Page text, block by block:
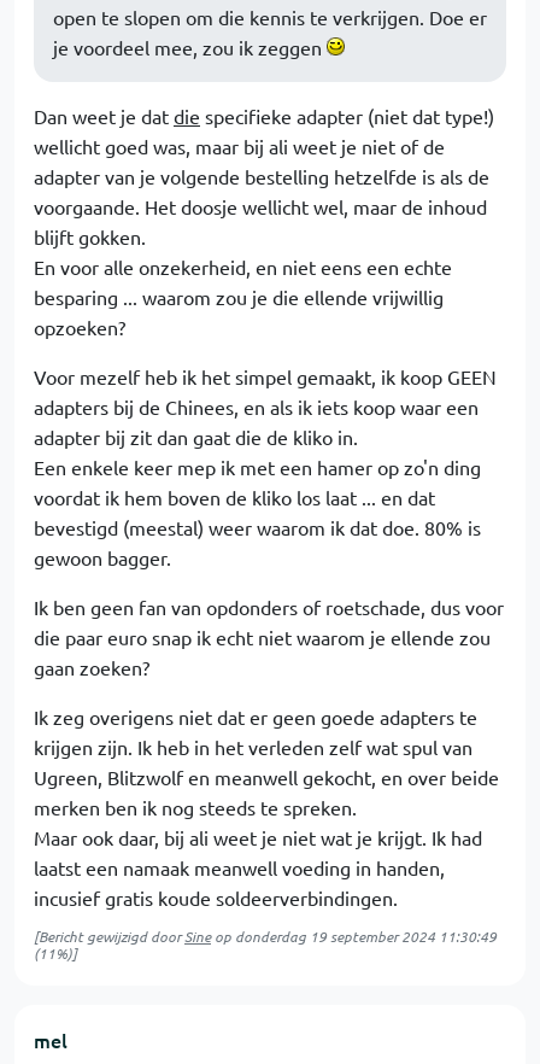
open te slopen om die kennis te verkrijgen. Doe er
je voordeel mee, zou ik zeggen
Dan weet je dat die specifieke adapter (niet dat type!)
wellicht goed was, maar bij ali weet je niet of de
adapter van je volgende bestelling hetzelfde is als de
voorgaande. Het doosje wellicht wel, maar de inhoud
blijft gokken.
En voor alle onzekerheid, en niet eens een echte
besparing ... waarom zou je die ellende vrijwillig
opzoeken?
Voor mezelf heb ik het simpel gemaakt, ik koop GEEN
adapters bij de Chinees, en als ik iets koop waar een
adapter bij zit dan gaat die de kliko in.
Een enkele keer mep ik met een hamer op zo'n ding
voordat ik hem boven de kliko los laat ... en dat
bevestigd (meestal) weer waarom ik dat doe. 80% is
gewoon bagger.
Ik ben geen fan van opdonders of roetschade, dus voor
die paar euro snap ik echt niet waarom je ellende zou
gaan zoeken?
Ik zeg overigens niet dat er geen goede adapters te
krijgen zijn. Ik heb in het verleden zelf wat spul van
Ugreen, Blitzwolf en meanwell gekocht, en over beide
merken ben ik nog steeds te spreken.
Maar ook daar, bij ali weet je niet wat je krijgt. Ik had
laatst een namaak meanwell voeding in handen,
incusief gratis koude soldeerverbindingen.
[Bericht gewijzigd doorSineop donderdag 19 september 2024 11:30:49
(11%)]
mel